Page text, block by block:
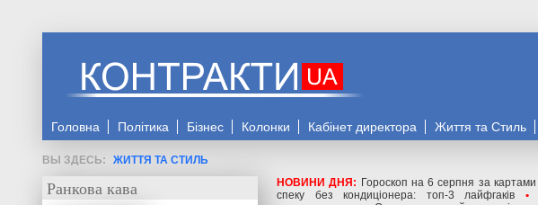
Головна Політика Бізнес Колонки Кабінет директора Життя та Стиль
ЖИТТЯ ТА СТИЛЬ
НОВИНИ ДНЯ: Гороскоп на 6 серпня за
спеку без кондиціонера: топ-3 лайфгаків
•
Ранкова кава